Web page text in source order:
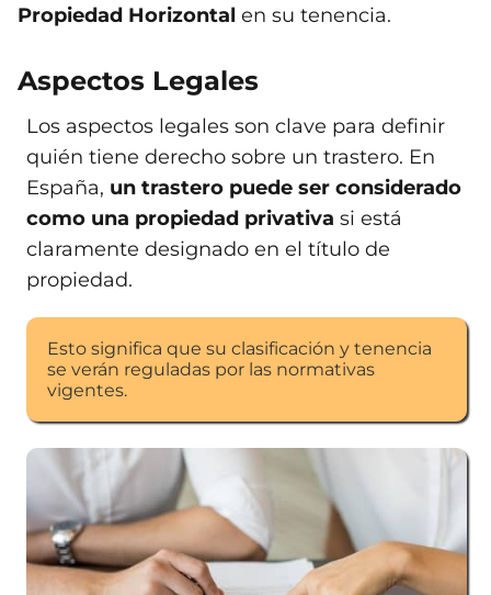
Propiedad Horizontal en su tenencia.
Aspectos Legales
Los aspectos legales son clave para definir
quién tiene derecho sobre un trastero. En
España, un trastero puede ser considerado
como una propiedad privativa si está
claramente designado en el título de
propiedad.
Esto significa que su clasificación y tenencia
se verán reguladas por las normativas
vigentes.